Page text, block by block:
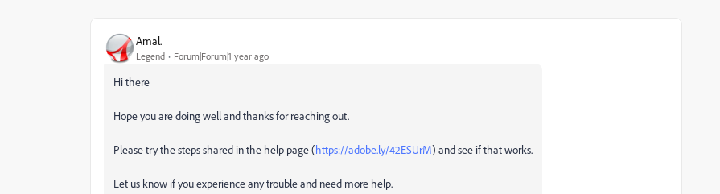
Amal.
Legend Forum|Forum|1 year ago
Hi there
Hope you are doing well and thanks for reaching out.
Please try the steps shared in the help page (https://adobe.ly/42ESUrM) and see if that works.
Let us know if you experience any trouble and need more help.